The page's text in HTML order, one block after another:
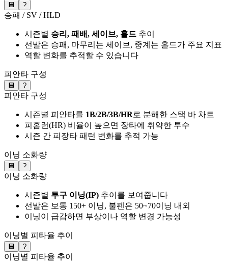
💾 ?
승패 / SV / HLD
시즌별 승리, 패배, 세이브, 홀드 추이
선발은 승패, 마무리는 세이브, 중계는 홀드가 주요 지표
역할 변화를 추적할 수 있습니다
피안타 구성
💾 ?
피안타 구성
시즌별 피안타를 1B/2B/3B/HR로 분해한 스택 바 차트
피홈런(HR) 비율이 높으면 장타에 취약한 투수
시즌 간 피장타 패턴 변화를 추적 가능
이닝 소화량
💾 ?
이닝 소화량
시즌별 투구 이닝(IP) 추이를 보여줍니다
선발은 보통 150+ 이닝, 불펜은 50~70이닝 내외
이닝이 급감하면 부상이나 역할 변경 가능성
이닝별 피타율 추이
💾 ?
이닝별 피타율 추이